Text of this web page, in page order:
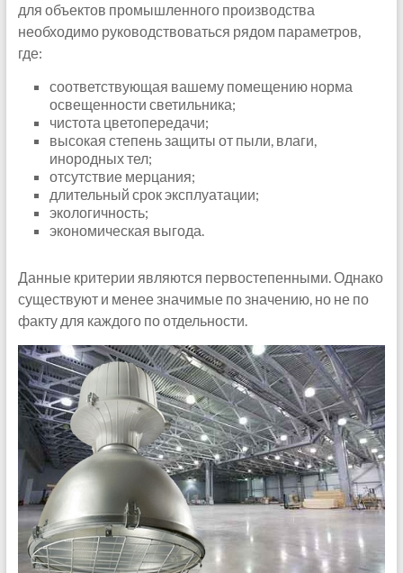
для объектов промышленного производства
необходимо руководствоваться рядом параметров,
где:
соответствующая вашему помещению норма
освещенности светильника;
чистота цветопередачи;
высокая степень защиты от пыли, влаги,
инородных тел;
отсутствие мерцания;
длительный срок эксплуатации;
экологичность;
экономическая выгода.
Данные критерии являются первостепенными. Однако
существуют и менее значимые по значению, но не по
факту для каждого по отдельности.